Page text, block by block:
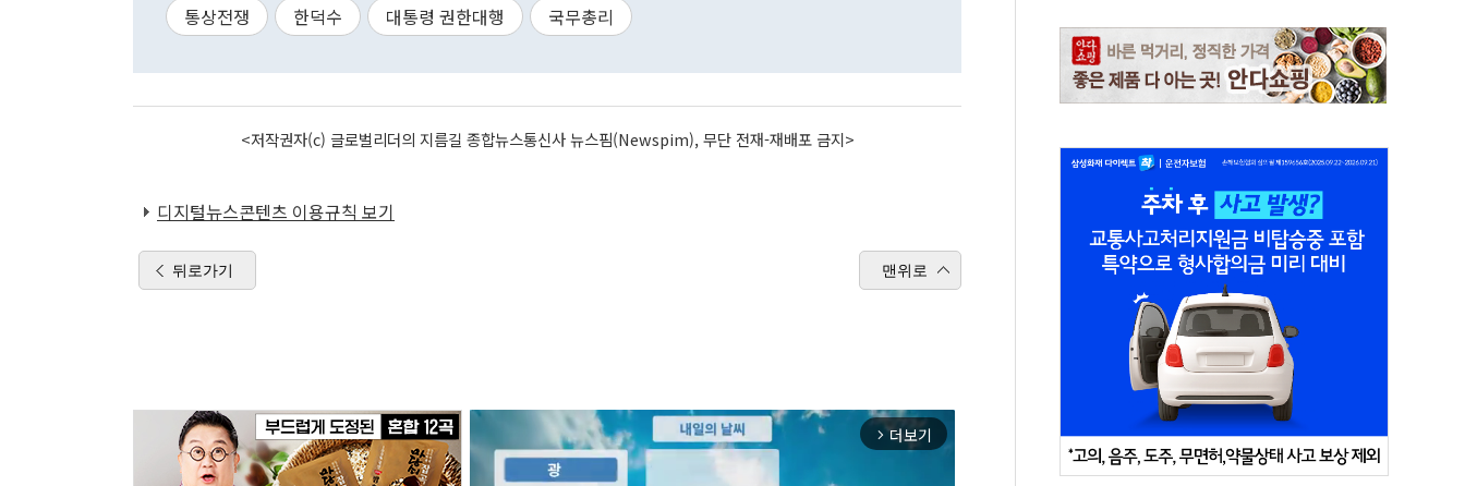
통상전쟁
한덕수 대통령 권한대행 국무총리
<저작권자(c) 글로벌리더의 지름길 종합뉴스통신사 뉴스핌(Newspim), 무단 전재-재배포 금지>
디지털뉴스콘텐츠 이용규칙 보기
뒤로가기 맨위로
arrow_forward_ios 더보기